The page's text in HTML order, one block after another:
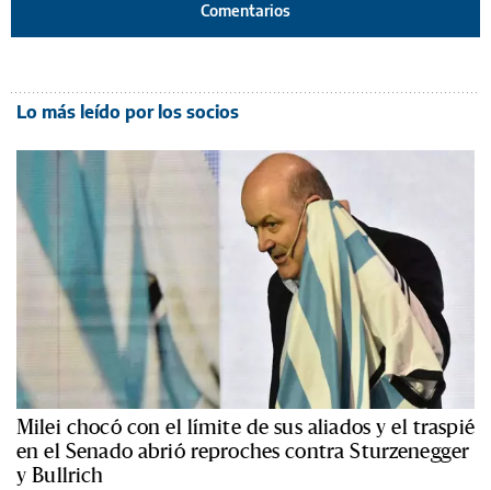
Comentarios
Lo más leído por los socios
Milei chocó con el límite de sus aliados y el traspié
en el Senado abrió reproches contra Sturzenegger
y Bullrich